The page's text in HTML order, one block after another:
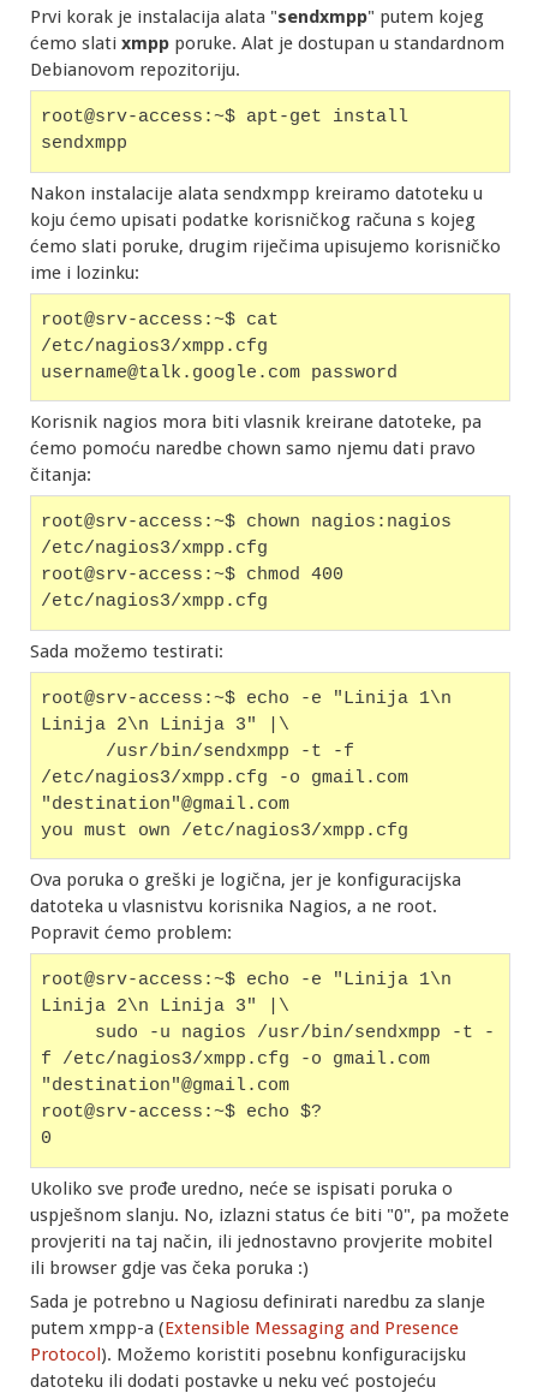
Prvi korak je instalacija alata "sendxmpp" putem kojeg
ćemo slati xmpp poruke. Alat je dostupan u standardnom
Debianovom repozitoriju.
root@srv-access:~$ apt-get install
sendxmpp
Nakon instalacije alata sendxmpp kreiramo datoteku u
koju ćemo upisati podatke korisničkog računa s kojeg
ćemo slati poruke, drugim riječima upisujemo korisničko
ime i lozinku:
root@srv-access:~$ cat
/etc/nagios3/xmpp.cfg
username@talk.google.com password
Korisnik nagios mora biti vlasnik kreirane datoteke, pa
ćemo pomoću naredbe chown samo njemu dati pravo
čitanja:
root@srv-access:~$ chown nagios:nagios
/etc/nagios3/xmpp.cfg
root@srv-access:~$ chmod 400
/etc/nagios3/xmpp.cfg
Sada možemo testirati:
root@srv-access:~$ echo -e "Linija 1\n
Linija 2\n Linija 3" |\
/etc/nagios3/xmpp.cfg -o gmail.com
"destination"@gmail.com
you must own /etc/nagios3/xmpp.cfg
Ova poruka o greški je logična, jer je konfiguracijska
datoteka u vlasnistvu korisnika Nagios, a ne root.
Popravit ćemo problem:
root@srv-access:~$ echo -e "Linija 1\n
Linija 2\n Linija 3" |\
f /etc/nagios3/xmpp.cfg -o gmail.com
"destination"@gmail.com
root@srv-access:~$ echo $?
0
Ukoliko sve prođe uredno, neće se ispisati poruka o
uspješnom slanju. No, izlazni status će biti "0", pa možete
provjeriti na taj način, ili jednostavno provjerite mobitel
ili browser gdje vas čeka poruka :)
Sada je potrebno u Nagiosu definirati naredbu za slanje
putem xmpp-a (Extensible Messaging and Presence
Protocol). Možemo koristiti posebnu konfiguracijsku
datoteku ili dodati postavke u neku već postojeću